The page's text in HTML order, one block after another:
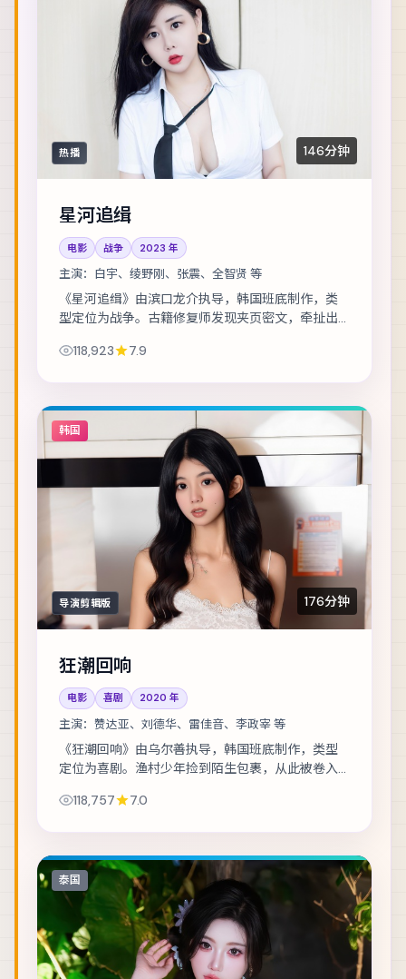
热播 146分钟
星河追缉
电影 战争 2023 年
主演： 白宇、绫野刚、张震、全智贤 等
《星河追缉》由滨口龙介执导，韩国班底制作，类
型定位为战争。古籍修复师发现夹页密文，牵扯出
震 等，表演层次丰富。节奏层层推进，伏笔在第...
118,923 7.9
韩国
导演剪辑版 176分钟
狂潮回响
电影 喜剧 2020 年
主演： 赞达亚、刘德华、雷佳音、李政宰 等
《狂潮回响》由乌尔善执导，韩国班底制作，类型
定位为喜剧。渔村少年捡到陌生包裹，从此被卷入
雷佳音 等，表演层次丰富。节奏层层推进，伏笔...
118,757 7.0
泰国